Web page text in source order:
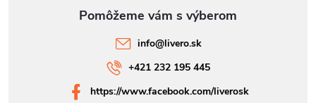
info@livero.sk
+421 232 195 445
https://www.facebook.com/liverosk